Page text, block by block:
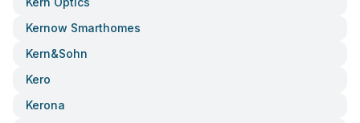
Kernow Smarthomes
Kern&sohn
Kero
Kerona